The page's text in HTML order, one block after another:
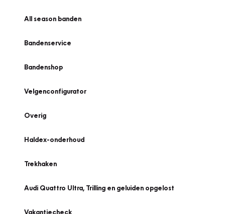
All season banden
Bandenservice
Bandenshop
Velgenconfigurator
Overig
Haldex-onderhoud
Trekhaken
Audi Quattro Ultra, Trilling en geluiden opgelost
Vakantiecheck